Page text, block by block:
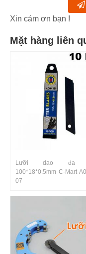
Xin cám ơn bạn !
Mặt hàng liên
Lưỡi dao đa
100*18*0.5mm C-Mart
07